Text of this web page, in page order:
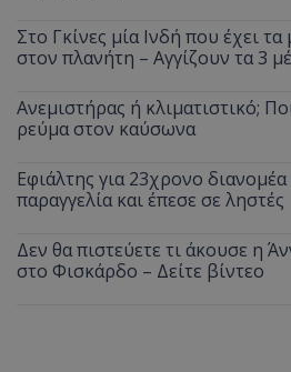
Στο Γκίνες μία Ινδή που έχει
στον πλανήτη – Αγγίζουν τα 3
Ανεμιστήρας ή κλιματιστικό;
ρεύμα στον καύσωνα
Εφιάλτης για 23χρονο
παραγγελία και έπεσε σε ληστές
Δεν θα πιστεύετε τι άκουσε η
στο Φισκάρδο – Δείτε βίντεο